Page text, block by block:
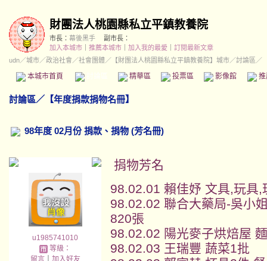
財團法人桃園縣私立平鎮教養院
市長： 幕後黑手
副市長：
加入本城市
推薦本城市 加入我的最愛
訂閱最新文章
udn／城市／政治社會 ／社會團體／ 【財團法人桃園縣私立平鎮教養院】城市／討論區／
本城市首頁 精華區 投票區 影像館
討論區／ 【年度捐款捐物名冊】
98年度 02月份 捐款、捐物 (芳名冊)
u1985741010
等級：
留言｜ 加入好友
捐物芳名
98.02.01 賴佳妤 文具,玩具,
98.02.02 聯合大藥局-吳小
820張
98.02.02 陽光麥子烘焙屋
98.02.03 王瑞豐 蔬菜1批